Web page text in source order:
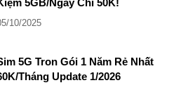
10/2025
5G Tron Gói 1 Năm Rẻ Nhất
Tháng Update 1/2026